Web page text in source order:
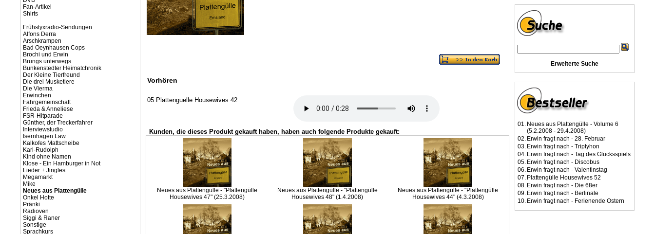
Fan-Artikel
Shirts
Frühstyxradio-Sendungen
Alfons Derra
Arschkrampen
Bad Oeynhausen Cops
Brochi und Erwin
Brungs unterwegs
Bunkenstedter Heimatchronik
Der Kleine Tierfreund
Die drei Musketiere
Die Vierma
Erwinchen
Fahrgemeinschaft
Frieda & Anneliese
FSR-Hitparade
Günther, der Treckerfahrer
Interviewstudio
Isernhagen Law
Kalkofes Mattscheibe
Karl-Rudolph
Kind ohne Namen
Klose - Ein Hamburger in Not
Lieder + Jingles
Megamarkt
Mike
Neues aus Plattengülle
Onkel Hotte
Pränki
Radioven
Siggi & Raner
Sonstige
Sprachkurs
Vorhören
05 Plattenguelle Housewives 42
Kunden, die dieses Produkt gekauft haben, haben auch folgende Produkte gekauft:
Neues aus Plattengülle - "Plattengülle
Housewives 47" (25.3.2008)
Neues aus Plattengülle - "Plattengülle
Housewives 48" (1.4.2008)
Neues aus Plattengülle - "Plattengülle
Housewives 44" (4.3.2008)
Erweiterte Suche
01. Neues aus Plattengülle - Volume 6
(5.2.2008 - 29.4.2008)
02. Erwin fragt nach - 28. Februar
03. Erwin fragt nach - Triptyhon
04. Erwin fragt nach - Tag des Glücksspiels
05. Erwin fragt nach - Discobus
06. Erwin fragt nach - Valentinstag
07. Plattengülle Housewives 52
08. Erwin fragt nach - Die 68er
09. Erwin fragt nach - Berlinale
10. Erwin fragt nach - Ferienende Ostern